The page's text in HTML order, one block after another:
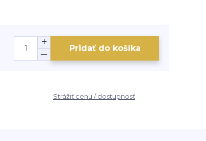
Pridať do košíka
Strážiť cenu / dostupnosť